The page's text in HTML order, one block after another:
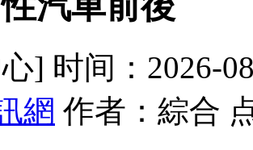
] 时间：2026-
網 作者：綜合